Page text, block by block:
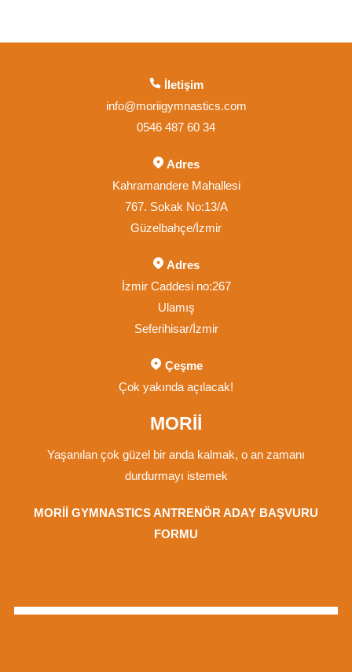
İletişim
info@moriigymnastics.com
0546 487 60 34
Adres
Kahramandere Mahallesi
767. Sokak No:13/A
Güzelbahçe/İzmir
Adres
İzmir Caddesi no:267
Ulamış
Seferihisar/İzmir
Çeşme
Çok yakında açılacak!
MORİİ
Yaşanılan çok güzel bir anda kalmak, o an zamanı
durdurmayı istemek
MORİİ GYMNASTICS ANTRENÖR ADAY BAŞVURU
FORMU